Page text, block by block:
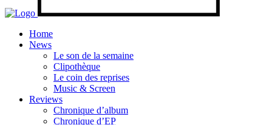
Home
News
Le son de la semaine
Clipothèque
Le coin des reprises
Music & Screen
Reviews
Chronique d’album
Chronique d’EP